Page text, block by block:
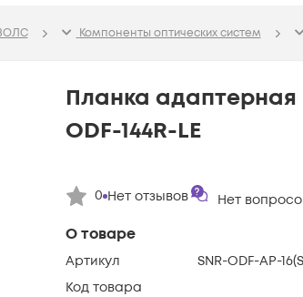
База
Компоненты оптических систем
О товаре
Артикул
SNR-ODF-AP-
Код товара
Планка адаптерная
ODF-144R-LE
0 Нет отзывов Нет